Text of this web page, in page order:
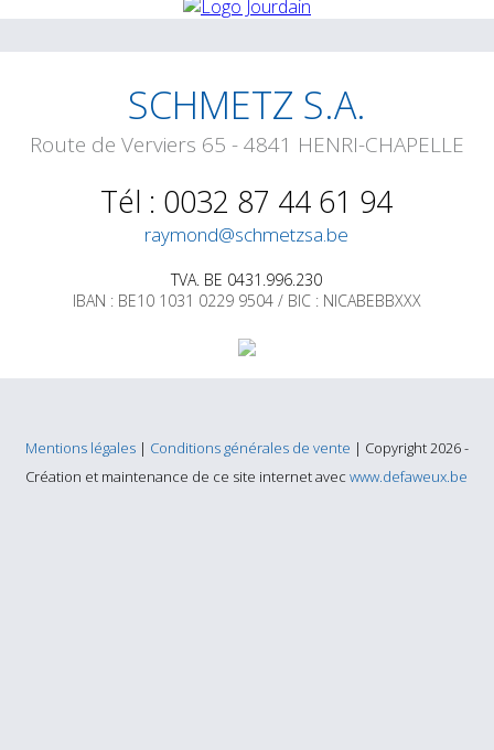
SCHMETZ S.A.
Route de Verviers 65 - 4841 HENRI-CHAPELLE
Tél : 0032 87 44 61 94
raymond@schmetzsa.be
TVA. BE 0431.996.230
IBAN : BE10 1031 0229 9504 / BIC : NICABEBBXXX
Mentions légales | Conditions générales de vente | Copyright 2026 -
Création et maintenance de ce site internet avecwww.defaweux.be